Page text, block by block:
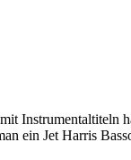
Instrumentaltiteln
ein Jet Harris